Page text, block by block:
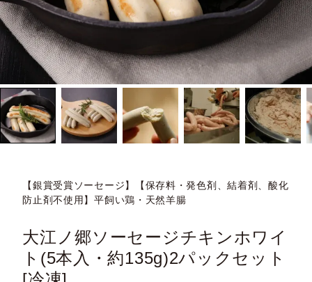
【銀賞受賞ソーセージ】【保存料・発色剤、結着剤、酸化
防止剤不使用】平飼い鶏・天然羊腸
大江ノ郷ソーセージチキンホワイ
ト(5本入・約135g)2パックセット